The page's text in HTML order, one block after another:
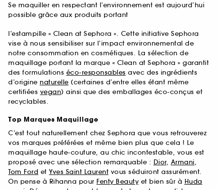
Se maquiller en respectant l’environnement est aujourd’hui
possible grâce aux produits portant
l’estampille « Clean at Sephora ». Cette initiative Sephora
vise à nous sensibiliser sur l’impact environnemental de
notre consommation en cosmétiques. La sélection de
maquillage portant la marque « Clean at Sephora » garantit
des formulations éco-responsables avec des ingrédients
d’origine naturelle (certaines d’entre elles étant même
certifiées vegan) ainsi que des emballages éco-conçus et
recyclables.
Top Marques Maquillage
C’est tout naturellement chez Sephora que vous retrouverez
vos marques préférées et même bien plus que cela ! Le
maquillage haute-couture, au chic incontestable, vous est
proposé avec une sélection remarquable : Dior, Armani,
Tom Ford et Yves Saint Laurent vous séduiront assurément.
On pense à Rihanna pour Fenty Beautyet bien sûr à Huda